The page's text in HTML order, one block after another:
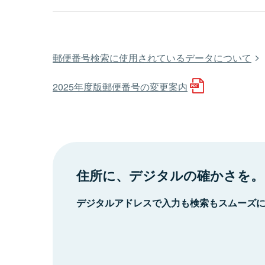
郵便番号検索に使用されているデータについて
2025年度版郵便番号の変更案内
住所に、デジタルの確かさを。
デジタルアドレスで入力も検索もスムーズ